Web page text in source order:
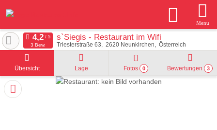
Menu
s`Siegis - Restaurant im Wifi
Triesterstraße 63 2620 Neunkirchen Österreich
3 Bew.
Übersicht Lage Fotos 0 Bewertungen 3